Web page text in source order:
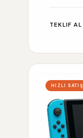
TEKLIF AL
HIZLI SATIŞ